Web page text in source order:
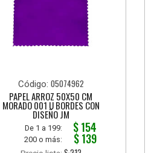
Código: 05074962
PAPEL ARROZ 50X50 CM
MORADO 001 U BORDES CON
DISEÑO JM
De 1 a 199: $ 154
200 o más: $ 139